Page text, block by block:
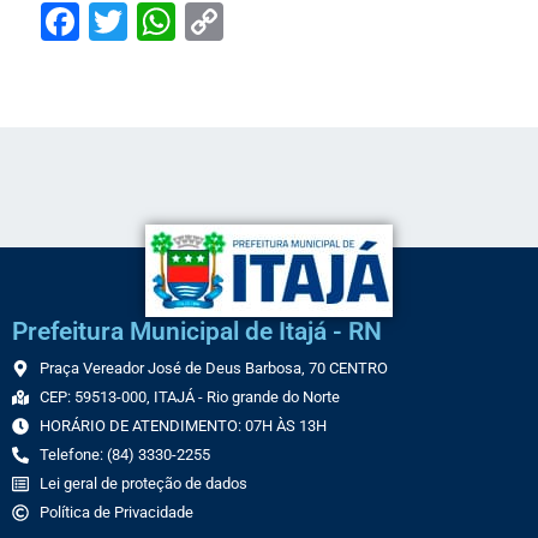
Facebook
TwitterWhatsApp
Prefeitura Municipal de Itajá - RN
Praça Vereador José de Deus Barbosa, 70 CENTRO
CEP: 59513-000, ITAJÁ - Rio grande do Norte
HORÁRIO DE ATENDIMENTO: 07H ÀS 13H
Telefone: (84) 3330-2255
Lei geral de proteção de dados
Política de Privacidade